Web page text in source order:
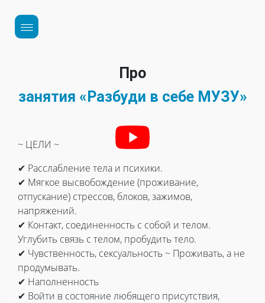
Про
занятия «Разбуди в себе МУЗУ»
~ ЦЕЛИ ~
✔ Расслабление тела и психики.
✔ Мягкое высвобождение (проживание,
отпускание) стрессов, блоков, зажимов,
напряжений.
✔ Контакт, соединенность с собой и телом.
Углубить связь с телом, пробудить тело.
✔ Чувственность, сексуальность ~ Проживать, а не
продумывать.
✔ Наполненность
✔ Войти в состояние любящего присутствия,